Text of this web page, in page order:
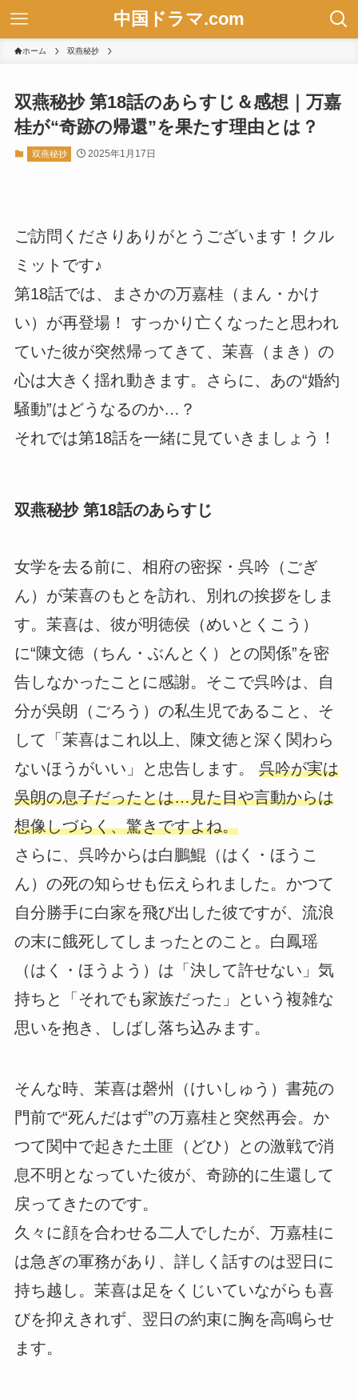
中国ドラマ.com
ホーム 双燕秘抄
双燕秘抄 第18話のあらすじ＆感想｜万嘉
桂が“奇跡の帰還”を果たす理由とは？
双燕秘抄 2025年1月17日
ご訪問くださりありがとうございます！クル
ミットです♪
第18話では、まさかの万嘉桂（まん・かけ
い）が再登場！ すっかり亡くなったと思われ
ていた彼が突然帰ってきて、茉喜（まき）の
心は大きく揺れ動きます。さらに、あの“婚約
騒動”はどうなるのか…？
それでは第18話を一緒に見ていきましょう！
双燕秘抄 第18話のあらすじ
女学を去る前に、相府の密探・呉吟（ごぎ
ん）が茉喜のもとを訪れ、別れの挨拶をしま
す。茉喜は、彼が明徳侯（めいとくこう）
に“陳文徳（ちん・ぶんとく）との関係”を密
告しなかったことに感謝。そこで呉吟は、自
分が吳朗（ごろう）の私生児であること、そ
して「茉喜はこれ以上、陳文徳と深く関わら
ないほうがいい」と忠告します。 呉吟が実は
吳朗の息子だったとは…見た目や言動からは
想像しづらく、驚きですよね。
さらに、呉吟からは白鵬鯤（はく・ほうこ
ん）の死の知らせも伝えられました。かつて
自分勝手に白家を飛び出した彼ですが、流浪
の末に餓死してしまったとのこと。白鳳瑶
（はく・ほうよう）は「決して許せない」気
持ちと「それでも家族だった」という複雑な
思いを抱き、しばし落ち込みます。
そんな時、茉喜は磬州（けいしゅう）書苑の
門前で“死んだはず”の万嘉桂と突然再会。か
つて関中で起きた土匪（どひ）との激戦で消
息不明となっていた彼が、奇跡的に生還して
戻ってきたのです。
久々に顔を合わせる二人でしたが、万嘉桂に
は急ぎの軍務があり、詳しく話すのは翌日に
持ち越し。茉喜は足をくじいていながらも喜
びを抑えきれず、翌日の約束に胸を高鳴らせ
ます。